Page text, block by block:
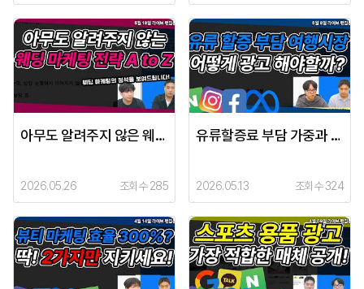
아무도 알려주지 않은 웨딩 광고 A TO Z까지 비법 대공개
2026.05.26 조회수 285
유류할증료 부담 가중과 여행 수요 변화: 위기를 기회로 바꾸는 광고 퍼포먼스 전략
2026.05.13 조회수 324